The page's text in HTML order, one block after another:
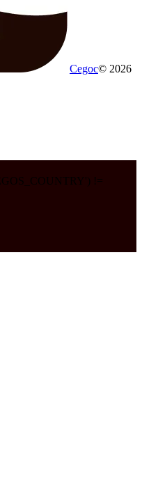
Cegoc© 2026
!=